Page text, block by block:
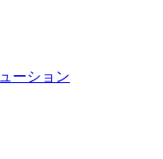
ーション